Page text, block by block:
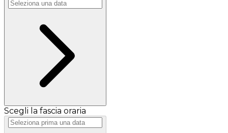
Scegli la fascia oraria